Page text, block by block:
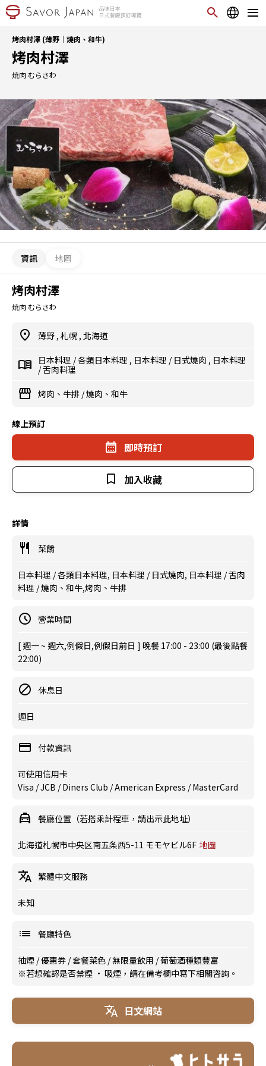
烤肉村澤 (薄野｜燒肉、和牛)
烤肉村澤
焼肉 むらさわ
資訊 地圖
烤肉村澤
焼肉 むらさわ
薄野 , 札幌 , 北海道
日本料理 /各類日本料理 , 日本料理 / 日式燒肉 , 日本料理
/舌肉料理
烤肉、牛排 /燒肉、和牛
線上預訂
即時預訂
加入收藏
詳情
菜餚
日本料理 / 各類日本料理, 日本料理 / 日式燒肉, 日本料理 / 舌肉
料理 / 燒肉、和牛,烤肉、牛排
營業時間
[ 週一 ~ 週六,例假日,例假日前日 ] 晚餐 17:00 - 23:00 (最後點餐
22:00)
休息日
週日
付款資訊
可使用信用卡
Visa / JCB / Diners Club / American Express / MasterCard
餐廳位置（若搭乘計程車，請出示此地址）
北海道札幌市中央区南五条西5-11 モモヤビル6F 地圖
繁體中文服務
未知
餐廳特色
抽煙 /優惠券 /套餐菜色 /無限量飲用 /葡萄酒種類豐富
※若想確認是否禁煙 · 吸煙，請在備考欄中寫下相關咨詢。
日文網站